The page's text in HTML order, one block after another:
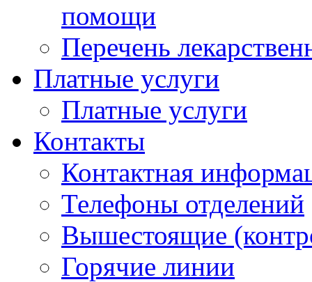
помощи
Перечень
Платные услуги
Платные услуги
Контакты
Контактная
Телефоны отделений
Вышестоящие
Горячие линии